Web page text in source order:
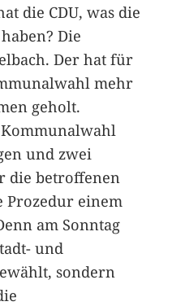
die CDU, was die
Die
Der hat für
mehr
geholt.
und zwei
die betroffenen
Prozedur einem
am Sonntag
und
sondern